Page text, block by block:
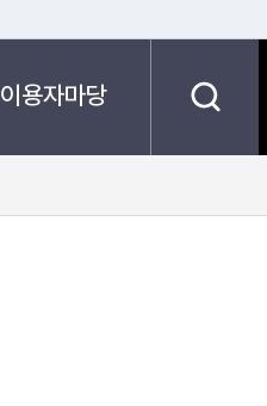
이용자마당